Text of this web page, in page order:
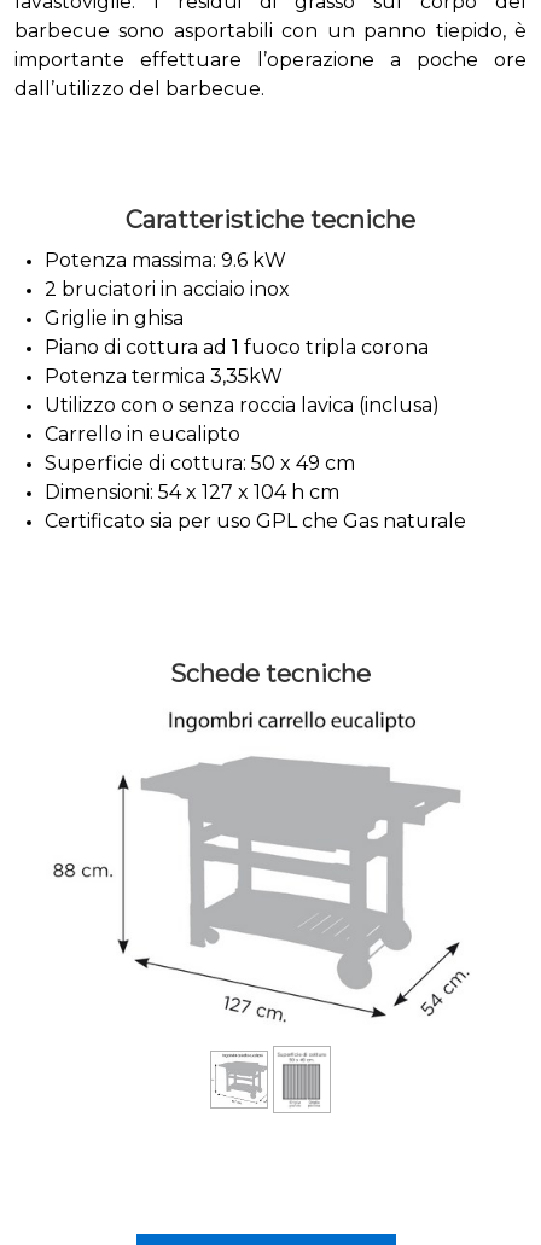
barbecue sono asportabili con un panno tiepido, è
importante effettuare l’operazione a poche ore
dall’utilizzo del barbecue.
Caratteristiche tecniche
Potenza massima: 9.6 kW
2 bruciatori in acciaio inox
Griglie in ghisa
Piano di cottura ad 1 fuoco tripla corona
Potenza termica 3,35kW
Utilizzo con o senza roccia lavica (inclusa)
Carrello in eucalipto
Superficie di cottura: 50 x 49 cm
Dimensioni: 54 x 127 x 104 h cm
Certificato sia per uso GPL che Gas naturale
Schede tecniche